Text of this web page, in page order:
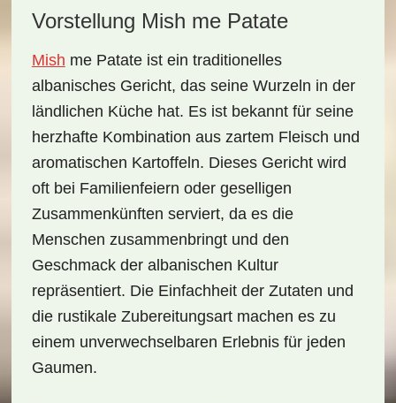
Vorstellung Mish me Patate
Mish me Patateist ein traditionelles
albanisches Gericht, das seine Wurzeln in der
ländlichen Küche hat. Es ist bekannt für seine
herzhafte Kombination aus zartem Fleisch und
aromatischen Kartoffeln. Dieses Gericht wird
oft bei Familienfeiern oder geselligen
Zusammenkünften serviert, da es die
Menschen zusammenbringt und den
Geschmack der albanischen Kultur
repräsentiert. Die Einfachheit der Zutaten und
die rustikale Zubereitungsart machen es zu
einem unverwechselbaren Erlebnis für jeden
Gaumen.